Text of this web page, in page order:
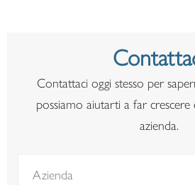
Contattaci oggi stesso per
possiamo aiutarti a far
azienda.